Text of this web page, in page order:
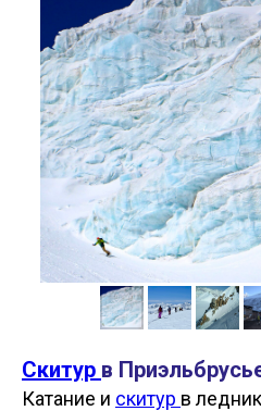
Скитур в
Катание и скитур в